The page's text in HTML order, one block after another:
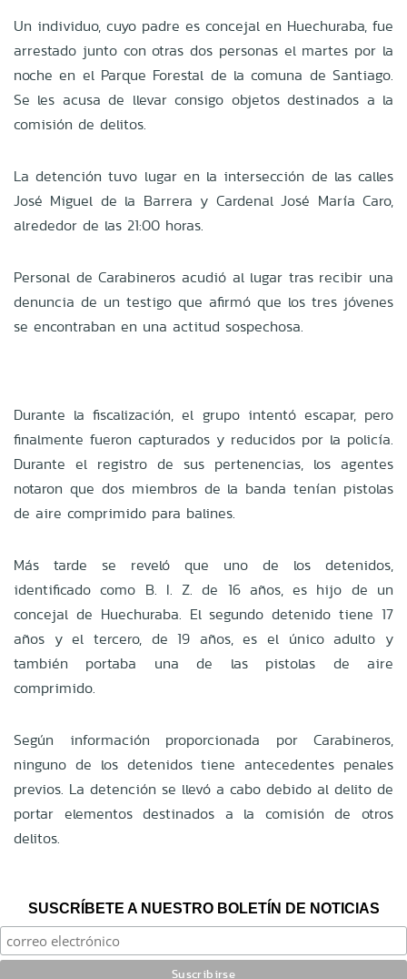
Un individuo, cuyo padre es concejal en Huechuraba, fue
arrestado junto con otras dos personas el martes por la
noche en el Parque Forestal de la comuna de Santiago.
Se les acusa de llevar consigo objetos destinados a la
comisión de delitos.
La detención tuvo lugar en la intersección de las calles
José Miguel de la Barrera y Cardenal José María Caro,
alrededor de las 21:00 horas.
Personal de Carabineros acudió al lugar tras recibir una
denuncia de un testigo que afirmó que los tres jóvenes
se encontraban en una actitud sospechosa.
Durante la fiscalización, el grupo intentó escapar, pero
finalmente fueron capturados y reducidos por la policía.
Durante el registro de sus pertenencias, los agentes
notaron que dos miembros de la banda tenían pistolas
de aire comprimido para balines.
Más tarde se reveló que uno de los detenidos,
identificado como B. I. Z. de 16 años, es hijo de un
concejal de Huechuraba. El segundo detenido tiene 17
años y el tercero, de 19 años, es el único adulto y
también portaba una de las pistolas de aire
comprimido.
Según información proporcionada por Carabineros,
ninguno de los detenidos tiene antecedentes penales
previos. La detención se llevó a cabo debido al delito de
portar elementos destinados a la comisión de otros
delitos.
SUSCRÍBETE A NUESTRO BOLETÍN DE NOTICIAS